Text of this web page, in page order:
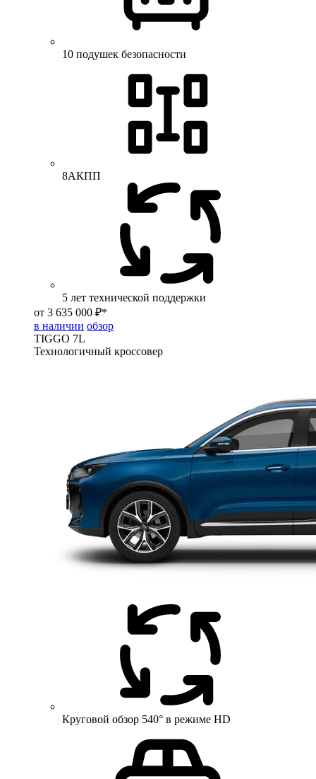
10 подушек безопасности
8АКПП
5 лет технической поддержки
от 3 635 000 ₽*
в наличии обзор
TIGGO 7L
Технологичный кроссовер
Круговой обзор 540° в режиме HD